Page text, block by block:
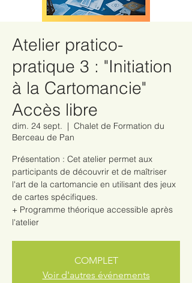
Atelier pratico-
pratique 3 : "Initiation
à la Cartomancie"
Accès libre
dim. 24 sept.
  |
Chalet de Formation du
Berceau de Pan
Présentation : Cet atelier permet aux
participants de découvrir et de maîtriser
l'art de la cartomancie en utilisant des jeux
de cartes spécifiques.
+ Programme théorique accessible après
COMPLET
Voir d'autres événements